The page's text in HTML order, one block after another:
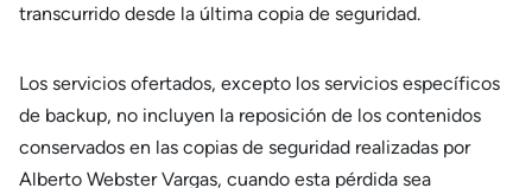
transcurrido desde la última copia de seguridad.
Los servicios ofertados, excepto los servicios específicos
de backup, no incluyen la reposición de los contenidos
conservados en las copias de seguridad realizadas por
Alberto Webster Vargas, cuando esta pérdida sea